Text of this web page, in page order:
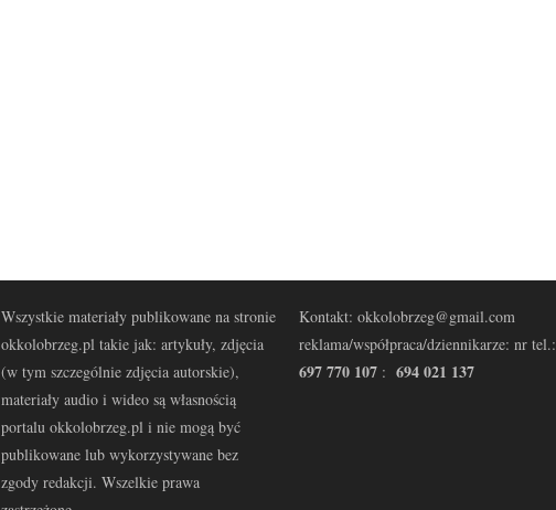
Wszystkie materiały publikowane na stronie
okkolobrzeg.pl takie jak: artykuły, zdjęcia
(w tym szczególnie zdjęcia autorskie),
materiały audio i wideo są własnością
portalu okkolobrzeg.pl i nie mogą być
publikowane lub wykorzystywane bez
zgody redakcji. Wszelkie prawa
Kontakt: okkolobrzeg@gmail.com
reklama/współpraca/dziennikarze: nr tel.:
697 770 107 : 694 021 137